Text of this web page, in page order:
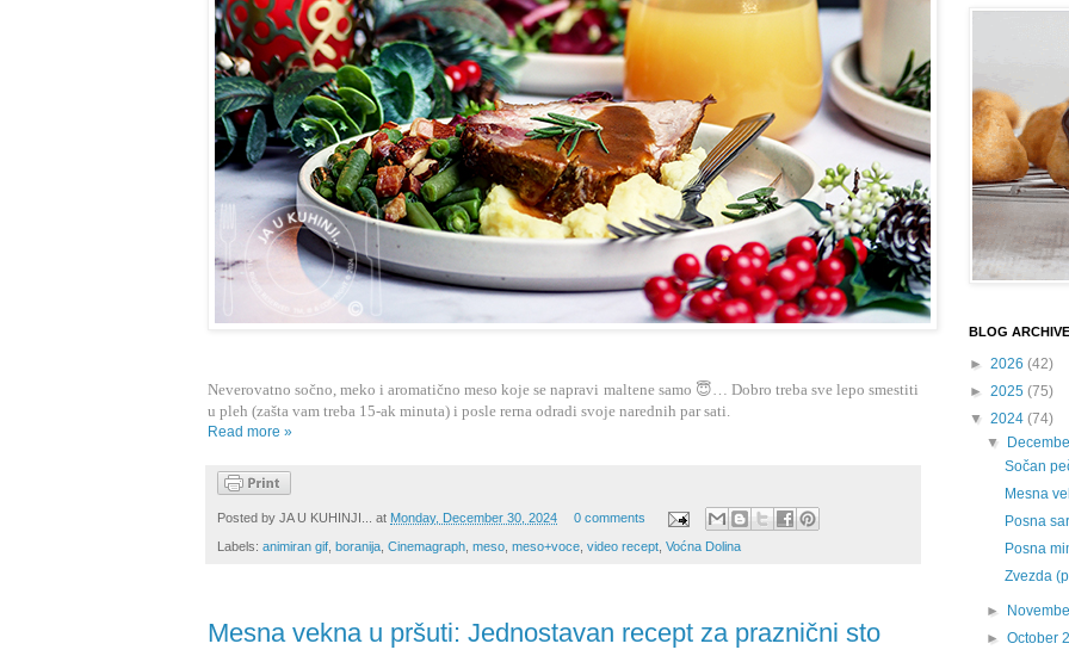
Neverovatno sočno, meko i aromatično meso koje se napravi maltene samo 😇… Dobro treba sve lepo smestiti
u pleh (zašta vam treba 15-ak minuta) i posle rerna odradi svoje narednih par sati.
Read more »
Posted by JA U KUHINJI... at Monday, December 30, 2024 0 comments
Labels: animiran gif, boranija, Cinemagraph, meso, meso+voce, video recept, Voćna Dolina
Mesna vekna u pršuti: Jednostavan recept za praznični sto
BLOG ARCHIVE
► 2026 (42)
► 2025 (75)
▼ 2024 (74)
▼
Sočan
Mesna
Posna
Posna
Zvezda
►
►October